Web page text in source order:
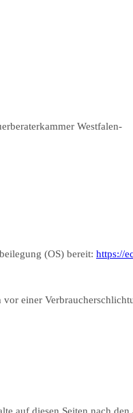
Westfalen-
(OS) bereit: https://
einer